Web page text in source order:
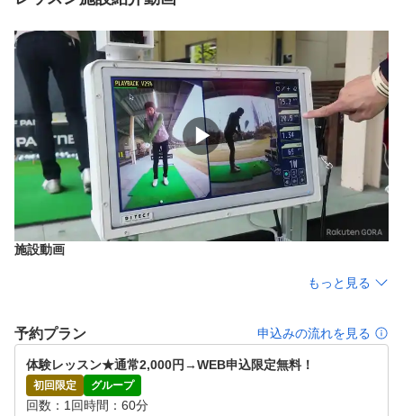
ほとんどのゴルファーがこの部分でスコアをロスしていま
す。スコアアップに重要なコースマネジメントやメンタル
トレーニング含めてレッスンいたします。
▶
施設動画
もっと見る
予約プラン 申込みの流れを見る
体験レッスン★通常2,000円→WEB申込限定無料！
初回限定 グループ
回数 1回時間 60分